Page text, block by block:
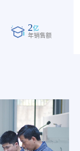
2亿
年销售额